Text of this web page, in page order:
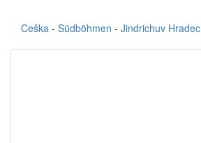
Ceška - Südböhmen - Jindrichuv Hradec